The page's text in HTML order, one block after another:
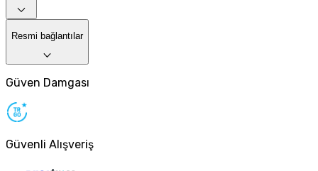
Resmi bağlantılar
Güven Damgası
Güvenli Alışveriş